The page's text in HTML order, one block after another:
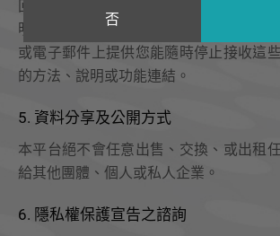
否
回復電子郵件給您。本平台除了在該資
明是由「 ALPINION 安倍影超音波」發
或電子郵件上提供您能隨時停止接收這
的方法、說明或功能連結。
5. 資料分享及公開方式
本平台絕不會任意出售、交換、或出租
給其他團體、個人或私人企業。
6. 隱私權保護宣告之諮詢